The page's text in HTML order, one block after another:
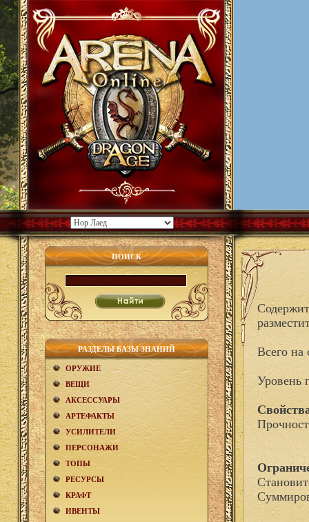
ПОИСК
РАЗДЕЛЫ БАЗЫ ЗНАНИЙ
ОРУЖИЕ
ВЕЩИ
АКCЕСCУАРЫ
АРТЕФАКТЫ
УСИЛИТЕЛИ
ПЕРСОНАЖИ
ТОПЫ
РЕСУРСЫ
КРАФТ
ИВЕНТЫ
Всего на
Уровень